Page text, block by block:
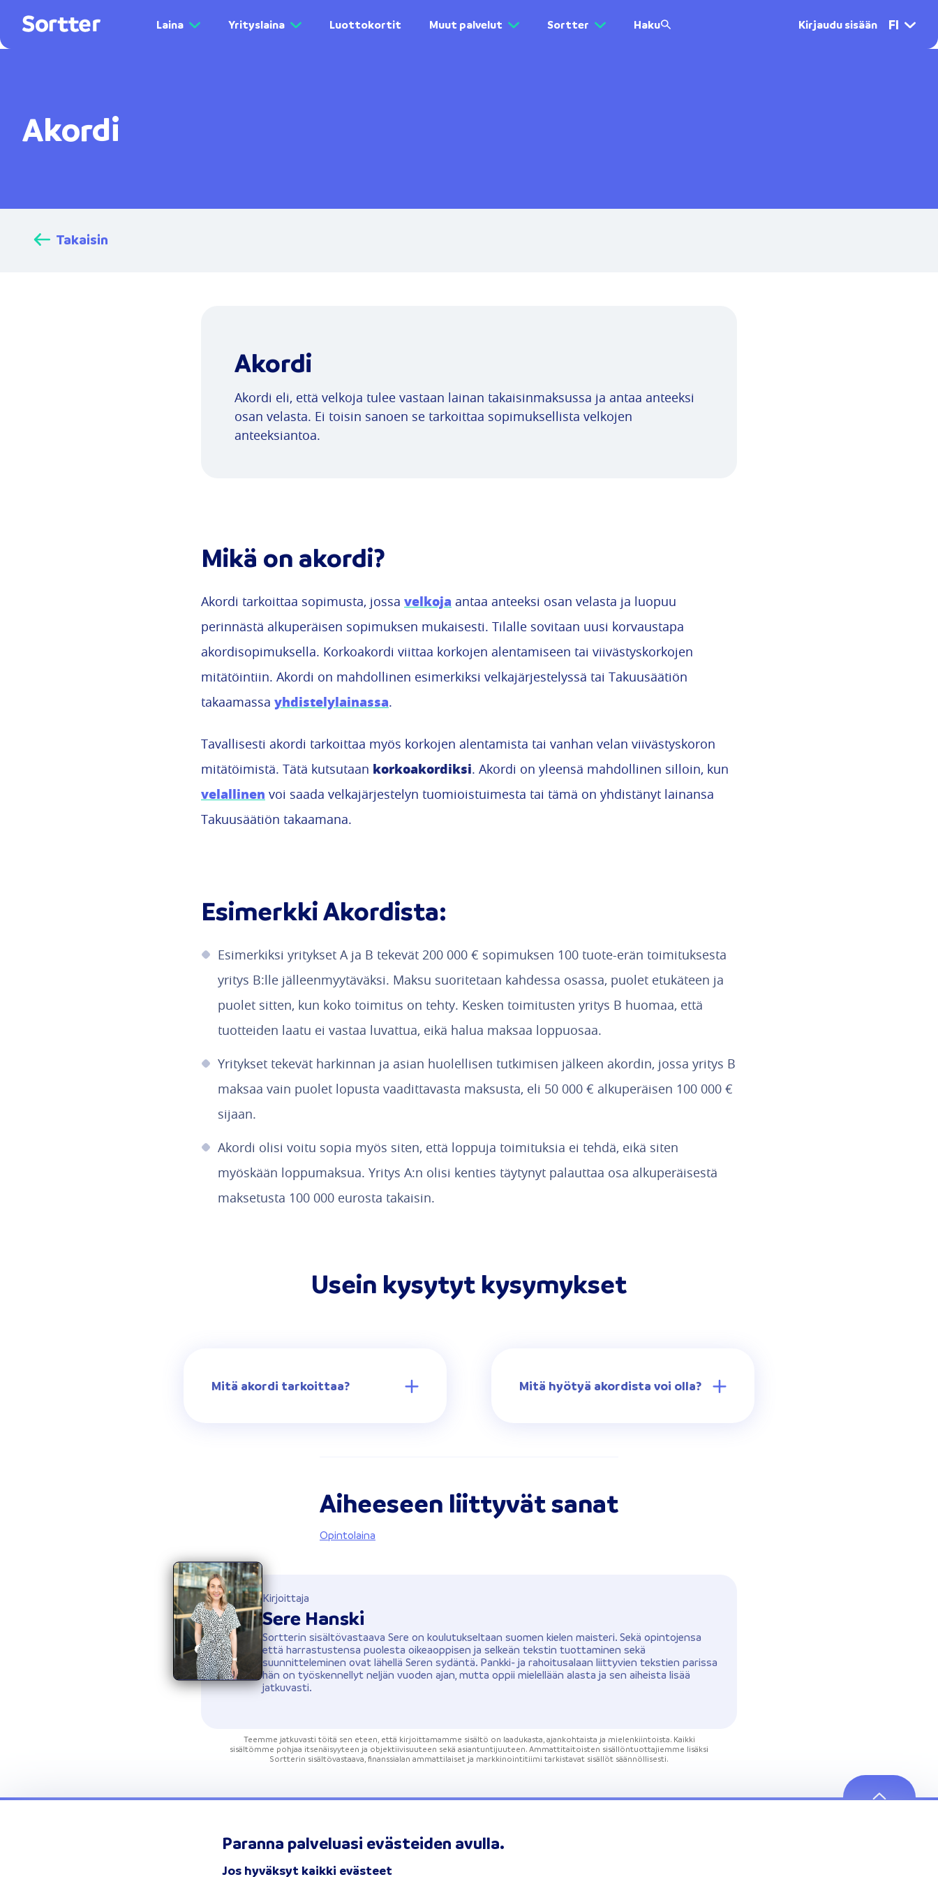
Paranna palveluasi evästeiden avulla.
Jos hyväksyt kaikki evästeet
Laina Yrityslaina Luottokortit Muut palvelut Sortter Haku Kirjaudu sisään FI
Akordi
Takaisin
Akordi
Akordi eli, että velkoja tulee vastaan lainan takaisinmaksussa ja antaa anteeksi
osan velasta. Ei toisin sanoen se tarkoittaa sopimuksellista velkojen
anteeksiantoa.
Mikä on akordi?
Akordi tarkoittaa sopimusta, jossa velkoja antaa anteeksi osan velasta ja luopuu
perinnästä alkuperäisen sopimuksen mukaisesti. Tilalle sovitaan uusi korvaustapa
akordisopimuksella. Korkoakordi viittaa korkojen alentamiseen tai viivästyskorkojen
mitätöintiin. Akordi on mahdollinen esimerkiksi velkajärjestelyssä tai Takuusäätiön
takaamassa yhdistelylainassa.
Tavallisesti akordi tarkoittaa myös korkojen alentamista tai vanhan velan viivästyskoron
mitätöimistä. Tätä kutsutaan korkoakordiksi. Akordi on yleensä mahdollinen silloin, kun
velallinen voi saada velkajärjestelyn tuomioistuimesta tai tämä on yhdistänyt lainansa
Takuusäätiön takaamana.
Esimerkki Akordista:
Esimerkiksi yritykset A ja B tekevät 200 000 € sopimuksen 100 tuote-erän toimituksesta
yritys B:lle jälleenmyytäväksi. Maksu suoritetaan kahdessa osassa, puolet etukäteen ja
puolet sitten, kun koko toimitus on tehty. Kesken toimitusten yritys B huomaa, että
tuotteiden laatu ei vastaa luvattua, eikä halua maksaa loppuosaa.
Yritykset tekevät harkinnan ja asian huolellisen tutkimisen jälkeen akordin, jossa yritys B
maksaa vain puolet lopusta vaadittavasta maksusta, eli 50 000 € alkuperäisen 100 000 €
sijaan.
Akordi olisi voitu sopia myös siten, että loppuja toimituksia ei tehdä, eikä siten
myöskään loppumaksua. Yritys A:n olisi kenties täytynyt palauttaa osa alkuperäisestä
maksetusta 100 000 eurosta takaisin.
Usein kysytyt kysymykset
Mitä akordi tarkoittaa? Mitä hyötyä akordista voi olla?
Aiheeseen liittyvät sanat
Opintolaina
Kirjoittaja
Sere Hanski
Sortterin sisältövastaava Sere on koulutukseltaan suomen kielen maisteri. Sekä opintojensa
että harrastustensa puolesta oikeaoppisen ja selkeän tekstin tuottaminen sekä
suunnitteleminen ovat lähellä Seren sydäntä. Pankki- ja rahoitusalaan liittyvien tekstien parissa
hän on työskennellyt neljän vuoden ajan, mutta oppii mielellään alasta ja sen aiheista lisää
jatkuvasti.
Teemme jatkuvasti töitä sen eteen, että kirjoittamamme sisältö on laadukasta, ajankohtaista ja mielenkiintoista. Kaikki
sisältömme pohjaa itsenäisyyteen ja objektiivisuuteen sekä asiantuntijuuteen. Ammattitaitoisten sisällöntuottajiemme lisäksi
Sortterin sisältövastaava, finanssialan ammattilaiset ja markkinointitiimi tarkistavat sisällöt säännöllisesti.